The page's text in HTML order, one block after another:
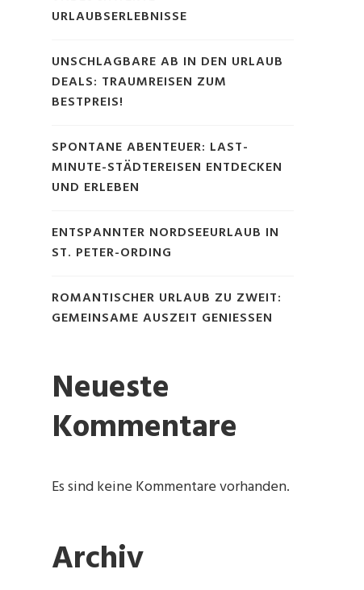
URLAUBSERLEBNISSE
UNSCHLAGBARE AB IN DEN URLAUB
DEALS: TRAUMREISEN ZUM
BESTPREIS!
SPONTANE ABENTEUER: LAST-
MINUTE-STÄDTEREISEN ENTDECKEN
UND ERLEBEN
ENTSPANNTER NORDSEEURLAUB IN
ST. PETER-ORDING
ROMANTISCHER URLAUB ZU ZWEIT:
GEMEINSAME AUSZEIT GENIESSEN
Neueste
Kommentare
Es sind keine Kommentare vorhanden.
Archiv